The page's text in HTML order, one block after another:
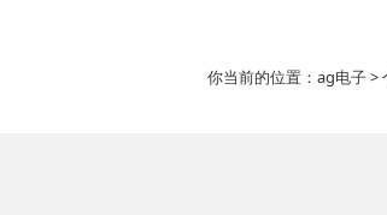
你当前的位置： ag电子>